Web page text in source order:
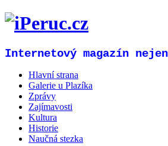
Internetový magazín
Hlavní strana
Galerie u Plazíka
Zprávy
Zajímavosti
Kultura
Historie
Naučná stezka